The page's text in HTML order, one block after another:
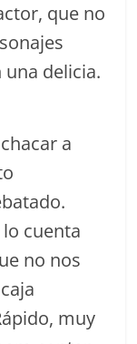
que no
delicia.
a
cuenta
no nos
muy